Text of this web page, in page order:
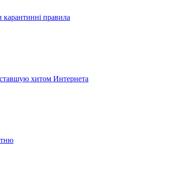
карантинні правила
хитом Интернета